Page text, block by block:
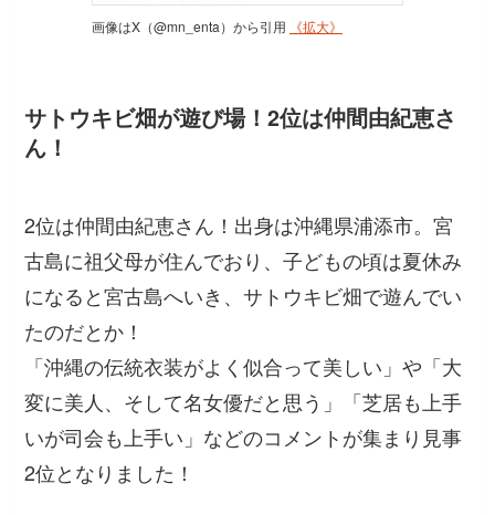
画像はX（@mn_enta）から引用 《拡大》
サトウキビ畑が遊び場！2位は仲間由紀恵さ
ん！
2位は仲間由紀恵さん！出身は沖縄県浦添市。宮
古島に祖父母が住んでおり、子どもの頃は夏休み
になると宮古島へいき、サトウキビ畑で遊んでい
たのだとか！
「沖縄の伝統衣装がよく似合って美しい」や 「大
変に美人、そして名女優だと思う」「芝居も上手
いが司会も上手い」 などのコメントが集まり見事
2位となりました！